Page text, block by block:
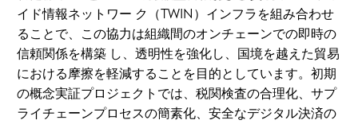
イド情報ネットワー ク（TWIN）インフラを組み合わせ
ることで、この協力は組織間のオンチェーンでの即時の
信頼関係を構築 し、透明性を強化し、国境を越えた貿易
における摩擦を軽減することを目的としています。初期
の概念実証プロジェクトでは、税関検査の合理化、サプ
ライチェーンプロセスの簡素化、安全なデジタル決済の